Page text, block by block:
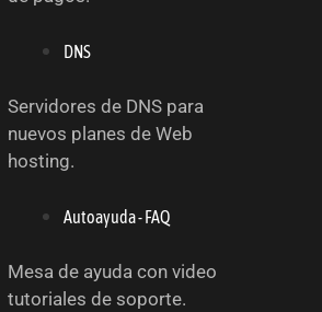
DNS
Servidores de DNS para
nuevos planes de Web
hosting.
Autoayuda - FAQ
Mesa de ayuda con video
tutoriales de soporte.